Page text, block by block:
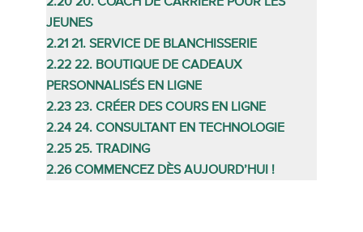
JEUNES
2.21 21. SERVICE DE BLANCHISSERIE
2.22 22. BOUTIQUE DE CADEAUX
PERSONNALISÉS EN LIGNE
2.23 23. CRÉER DES COURS EN LIGNE
2.24 24. CONSULTANT EN TECHNOLOGIE
2.25 25. TRADING
2.26 COMMENCEZ DÈS AUJOURD’HUI !